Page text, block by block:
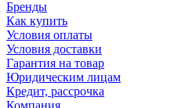
Бренды
Как купить
Условия оплаты
Условия доставки
Гарантия на товар
Юридическим лицам
Кредит, рассрочка
Компания